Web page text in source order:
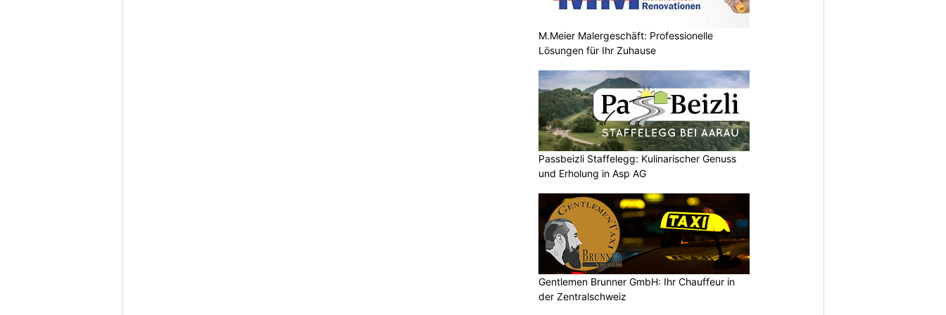
M.Meier Malergeschäft: Professionelle
Lösungen für Ihr Zuhause
Passbeizli Staffelegg: Kulinarischer Genuss
und Erholung in Asp AG
Gentlemen Brunner GmbH: Ihr Chauffeur in
der Zentralschweiz